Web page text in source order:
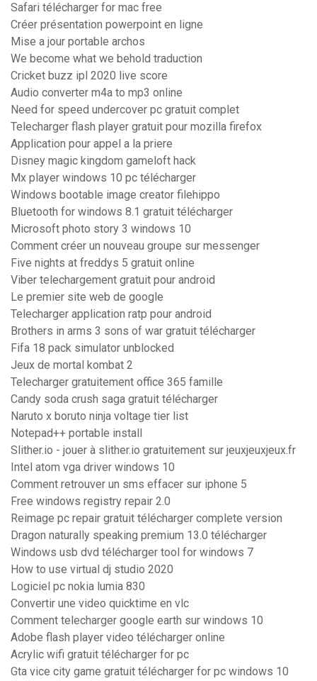
Safari télécharger for mac free
Créer présentation powerpoint en ligne
Mise a jour portable archos
We become what we behold traduction
Cricket buzz ipl 2020 live score
Audio converter m4a to mp3 online
Need for speed undercover pc gratuit complet
Telecharger flash player gratuit pour mozilla firefox
Application pour appel a la priere
Disney magic kingdom gameloft hack
Mx player windows 10 pc télécharger
Windows bootable image creator filehippo
Bluetooth for windows 8.1 gratuit télécharger
Microsoft photo story 3 windows 10
Comment créer un nouveau groupe sur messenger
Five nights at freddys 5 gratuit online
Viber telechargement gratuit pour android
Le premier site web de google
Telecharger application ratp pour android
Brothers in arms 3 sons of war gratuit télécharger
Fifa 18 pack simulator unblocked
Jeux de mortal kombat 2
Telecharger gratuitement office 365 famille
Candy soda crush saga gratuit télécharger
Naruto x boruto ninja voltage tier list
Notepad++ portable install
Slither.io - jouer à slither.io gratuitement sur jeuxjeuxjeux.fr
Intel atom vga driver windows 10
Comment retrouver un sms effacer sur iphone 5
Free windows registry repair 2.0
Reimage pc repair gratuit télécharger complete version
Dragon naturally speaking premium 13.0 télécharger
Windows usb dvd télécharger tool for windows 7
How to use virtual dj studio 2020
Logiciel pc nokia lumia 830
Convertir une video quicktime en vlc
Comment telecharger google earth sur windows 10
Adobe flash player video télécharger online
Acrylic wifi gratuit télécharger for pc
Gta vice city game gratuit télécharger for pc windows 10